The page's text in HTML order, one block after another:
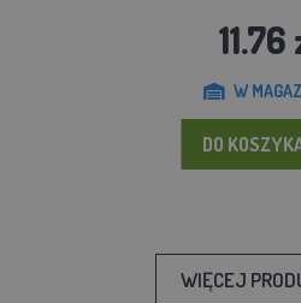
11.76
W
DO
WIĘCEJ